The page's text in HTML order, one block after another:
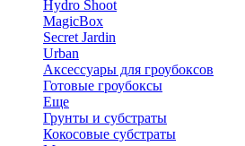
Hydro Shoot
MagicBox
Secret Jardin
Urban
Аксессуары для гроубоксов
Готовые гроубоксы
Еще
Грунты и субстраты
Кокосовые субстраты